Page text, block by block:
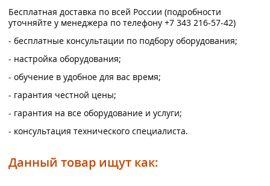
Бесплатная доставка по всей России (подробности
уточняйте у менеджера по телефону +7 343 216-57-42)
- бесплатные консультации по подбору оборудования;
- настройка оборудования;
- обучение в удобное для вас время;
- гарантия честной цены;
- гарантия на все оборудование и услуги;
- консультация технического специалиста.
Данный товар ищут как: